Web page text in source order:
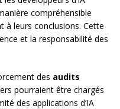
compréhensible
à leurs conclusions. Cette
et la responsabilité des
des audits
pourraient être chargés
des applications d’IA